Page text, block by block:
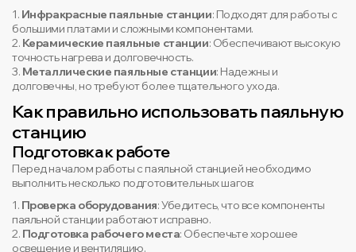
1. Инфракрасные паяльные станции: Подходят для работы с
большими платами и сложными компонентами.
2. Керамические паяльные станции: Обеспечивают высокую
точность нагрева и долговечность.
3. Металлические паяльные станции: Надежны и
долговечны, но требуют более тщательного ухода.
Как правильно использовать паяльную
станцию
Подготовка к работе
Перед началом работы с паяльной станцией необходимо
выполнить несколько подготовительных шагов:
1. Проверка оборудования: Убедитесь, что все компоненты
паяльной станции работают исправно.
2. Подготовка рабочего места: Обеспечьте хорошее
освещение и вентиляцию.